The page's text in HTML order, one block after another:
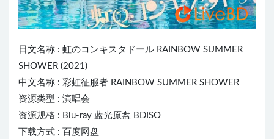
日文名称 : 虹のコンキスタドール RAI NBOW SUMMER
SHOWER (2021)
中文名称 : 彩虹征服者 RAINBOW SUMMER SHOWER
资源类型 : 演唱会
资源规格 : Blu-ray 蓝光原盘 BDISO
下载方式 : 百度网盘